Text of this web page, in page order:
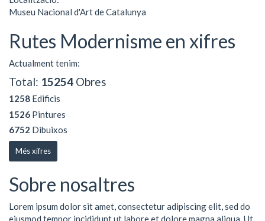
Museu Nacional d'Art de Catalunya
Rutes Modernisme en xifres
Actualment tenim:
Total: 15254 Obres
1258 Edificis
1526 Pintures
6752 Dibuixos
Més xifres
Sobre nosaltres
Lorem ipsum dolor sit amet, consectetur adipiscing elit, sed do
eiusmod tempor incididunt ut labore et dolore magna aliqua. Ut